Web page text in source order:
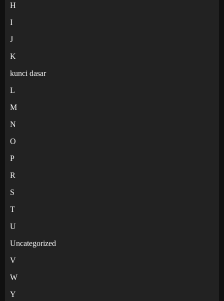
H
I
J
K
kunci dasar
L
M
N
O
P
R
S
T
U
Uncategorized
V
W
Y